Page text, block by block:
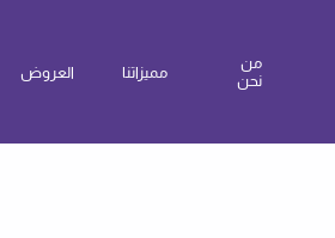
من
نحن
مميزاتنا العروض